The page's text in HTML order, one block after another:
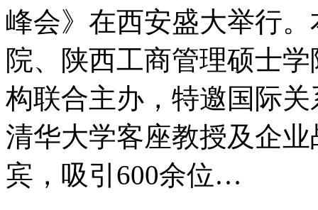
峰会》在西安盛大举行
院、陕西工商管理硕士
构联合主办，特邀国际
清华大学客座教授及企
宾，吸引600余位…